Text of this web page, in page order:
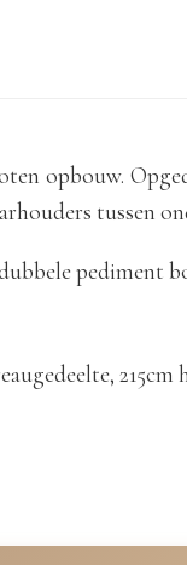
opbouw.
tussen
pediment
215cm